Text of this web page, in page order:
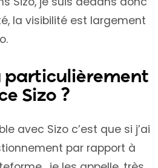
la visibilité est largement
particulièrement
Sizo ?
avec Sizo c’est que si j’ai
par rapport à